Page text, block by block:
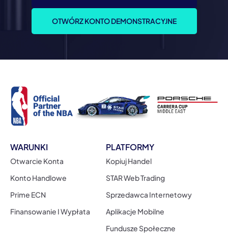
OTWÓRZ KONTO DEMONSTRACYJNE
WARUNKI
Otwarcie Konta
Konto Handlowe
Prime ECN
Finansowanie I Wypłata
PLATFORMY
Kopiuj Handel
STAR Web Trading
Sprzedawca Internetowy
Aplikacje Mobilne
Fundusze Społeczne